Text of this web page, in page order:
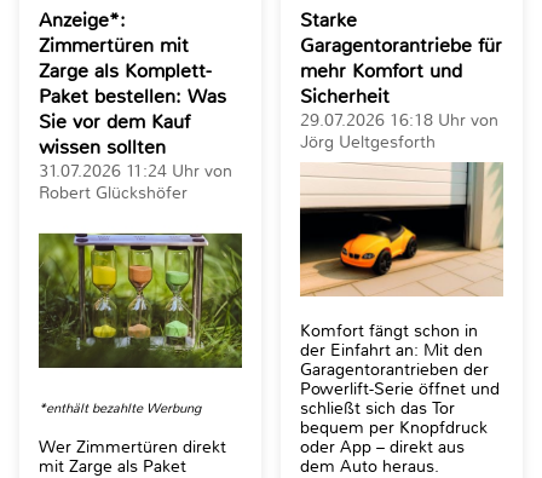
Anzeige*:
Zimmertüren mit
Zarge als Komplett-
Paket bestellen: Was
Sie vor dem Kauf
wissen sollten
*enthält bezahlte Werbung
31.07.2026 11:24 Uhr von
Robert Glückshöfer
Wer Zimmertüren direkt
mit Zarge als Paket
Starke
Garagentorantriebe für
mehr Komfort und
Sicherheit
29.07.2026 16:18 Uhr von
Jörg Ueltgesforth
Komfort fängt schon in
der Einfahrt an: Mit den
Garagentorantrieben der
Powerlift-Serie öffnet und
schließt sich das Tor
bequem per Knopfdruck
oder App – direkt aus
dem Auto heraus.